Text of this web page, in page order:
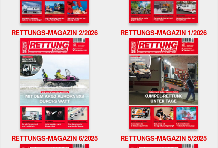
RETTUNGS-MAGAZIN 2/2026 RETTUNGS-MAGAZIN 1/2026
RETTUNGS-MAGAZIN 6/2025 RETTUNGS-MAGAZIN 5/2025